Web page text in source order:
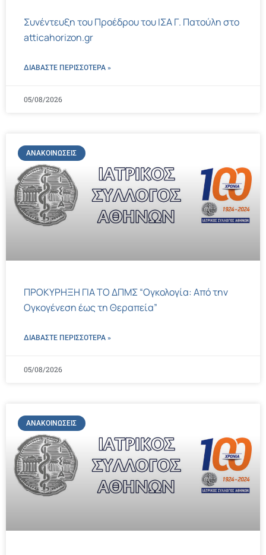
Συνέντευξη του Προέδρου του ΙΣΑ Γ. Πατούλη στο
atticahorizon.gr
ΔΙΑΒΑΣΤΕ ΠΕΡΙΣΣΌΤΕΡΑ »
05/08/2026
ΑΝΑΚΟΙΝΏΣΕΙΣ
ΠΡΟΚΥΡΗΞΗ ΓΙΑ ΤΟ ΔΠΜΣ “Ογκολογία: Από την
Ογκογένεση έως τη Θεραπεία”
ΔΙΑΒΑΣΤΕ ΠΕΡΙΣΣΌΤΕΡΑ »
05/08/2026
ΑΝΑΚΟΙΝΏΣΕΙΣ